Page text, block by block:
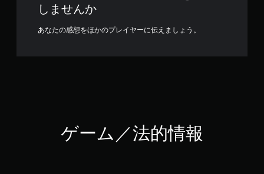
しませんか
あなたの感想をほかのプレイヤーに伝えましょう。
ゲーム／法的情報